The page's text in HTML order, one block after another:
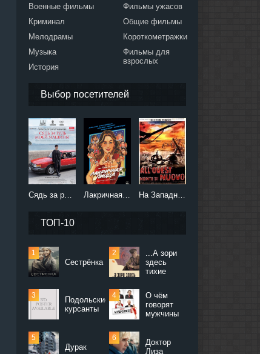
Военные фильмы
Криминал
Мелодрамы
Музыка
История
Фильмы ужасов
Общие фильмы
Короткометражки
Фильмы для
взрослых
Выбор посетителей
Сядь за руль моей машины (2021) Лакричная пицца (2021) На Западном фронте без перемен (2022)
ТОП-10
Сестрёнка
...А зори
здесь
тихие
Подольские
курсанты
О чём
говорят
мужчины
Дурак
Доктор
Лиза